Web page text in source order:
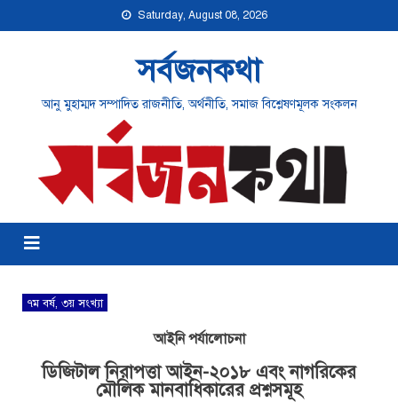
Saturday, August 08, 2026
সর্বজনকথা
আনু মুহাম্মদ সম্পাদিত রাজনীতি, অর্থনীতি, সমাজ বিশ্লেষণমূলক সংকলন
৭ম বর্ষ, ৩য় সংখ্যা
আইনি পর্যালোচনা
ডিজিটাল নিরাপত্তা আইন-২০১৮ এবং নাগরিকের
মৌলিক মানবাধিকারের প্রশ্নসমূহ